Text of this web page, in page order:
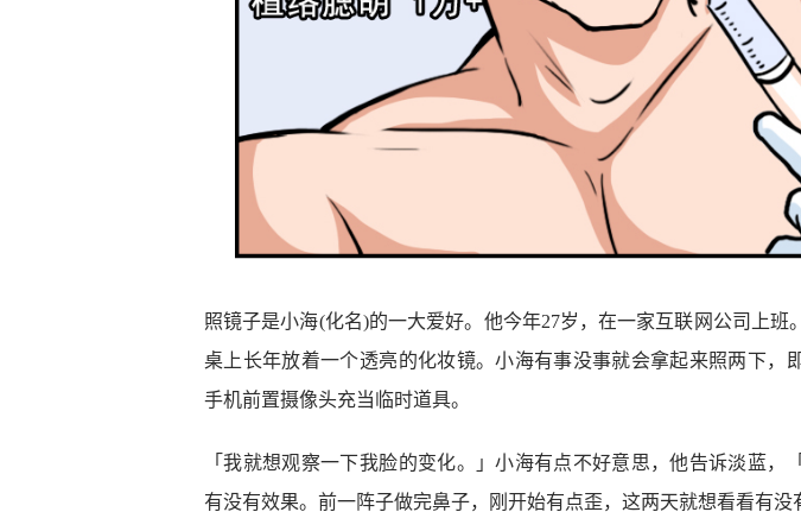
照镜子是小海(化名)的一大爱好。他今年27岁，在一家互联网公司上班
桌上长年放着一个透亮的化妆镜。小海有事没事就会拿起来照两下，
手机前置摄像头充当临时道具。
「我就想观察一下我脸的变化。」小海有点不好意思，他告诉淡蓝，
有没有效果。前一阵子做完鼻子，刚开始有点歪，这两天就想看看有没